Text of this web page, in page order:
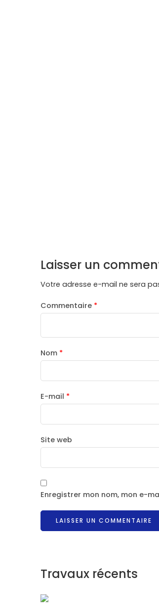
Laisser un
Votre adresse e-mail ne sera
Commentaire *
Nom *
E-mail *
Site web
Enregistrer mon nom, mon e-
Travaux récents